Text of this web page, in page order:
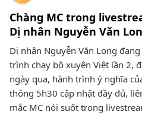
Chàng MC trong
Dị nhân Nguyễn Văn
Dị nhân Nguyễn Văn Long
trình chạy bộ xuyên Việt lần 2,
ngày qua, hành trình ý nghĩa
thông 5h30 cập nhật đầy đủ,
mắc MC nói suốt trong